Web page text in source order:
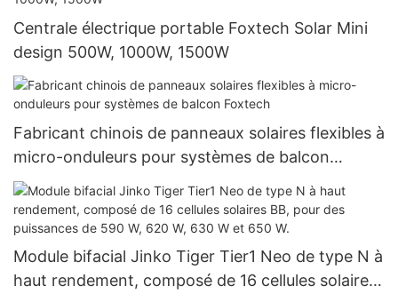
Centrale électrique portable Foxtech Solar Mini
design 500W, 1000W, 1500W
Fabricant chinois de panneaux solaires flexibles à
micro-onduleurs pour systèmes de balcon
Foxtech
Module bifacial Jinko Tiger Tier1 Neo de type N à
haut rendement, composé de 16 cellules solaires